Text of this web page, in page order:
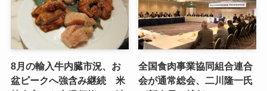
8月の輸入牛内臓市況、お
盆ピークへ強含み継続 米
全国食肉事業協同組合連合
会が通常総会、二川隆一氏